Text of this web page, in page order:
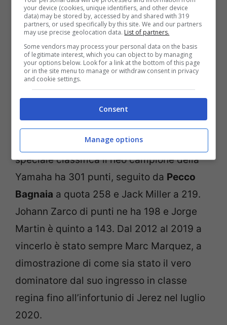
rapporti e la trazione integrale intelligente
M xDrive. Il valore stimato è di circa
200mila euro. L’anno scorso a vincere
questo prestigioso premio fu Fabio
Quartararo, che regalò la vettura a suo
padre. Non prima di aver compiuto un giro
Quest’anno potrebbe ripetersi: in questa
speciale classifica il neo campione della
Yamaha ha 301 punti, seguito da Pecco
Bagnaia a quota 258 e Jack Miller a 219.
Johann Zarco di punti ne ha 198 e Jorge
Martin è quinto a 143. Dal 2012 al 2019 a
vincerlo è stato sempre Marc Marquez, a
dimostrazione di come sia stato il vero
dominatore dal suo ingresso in classe
regina fino all’infortunio di Jerez nel luglio
2020.
your device (cookies, unique identifiers, and other device
data) may be stored by, accessed by and shared with 319
partners, or used specifically by this site. We and our partners
may use precise geolocation data. List of partners.
Some vendors may process your personal data on the basis
of legitimate interest, which you can object to by managing
your options below. Look for a link at the bottom of this page
or in the site menu to manage or withdraw consent in privacy
and cookie settings.
Consent
Manage options